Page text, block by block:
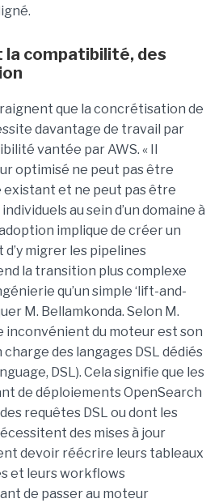
compatibilité, des
que la concrétisation de
davantage de travail par
vantée par AWS. « Il
optimisé ne peut pas être
existant et ne peut pas être
au sein d’un domaine à
implique de créer un
migrer les pipelines
la transition plus complexe
qu’un simple ‘lift-and-
M. Bellamkonda. Selon M.
inconvénient du moteur est son
des langages DSL dédiés
DSL). Cela signifie que les
de déploiements OpenSearch
requêtes DSL ou dont les
des mises à jour
devoir réécrire leurs tableaux
et leurs workflows
de passer au moteur